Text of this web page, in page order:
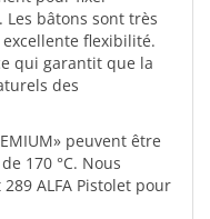
bâtons sont très
flexibilité.
qui garantit que la
des
peuvent être
170 °C. Nous
ALFA Pistolet pour